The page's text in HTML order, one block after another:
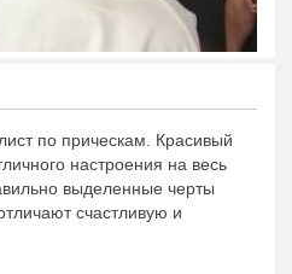
по прическам. Красивый
настроения на весь
выделенные черты
счастливую и